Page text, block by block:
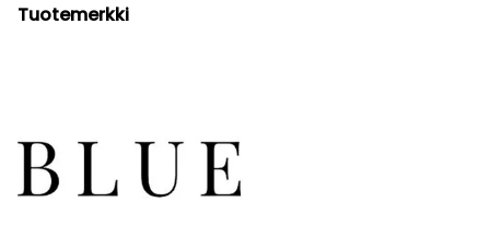
Tuotemerkki